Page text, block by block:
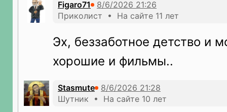
Figaro71
Приколист • На сайте 11 лет
Эх, беззаботное детство и
хорошие и фильмы..
Stasmute
Шутник • На сайте 10 лет